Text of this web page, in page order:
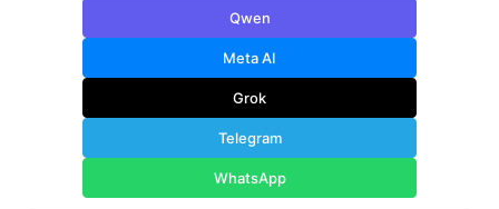
Qwen
Meta AI
Grok
Telegram
WhatsApp